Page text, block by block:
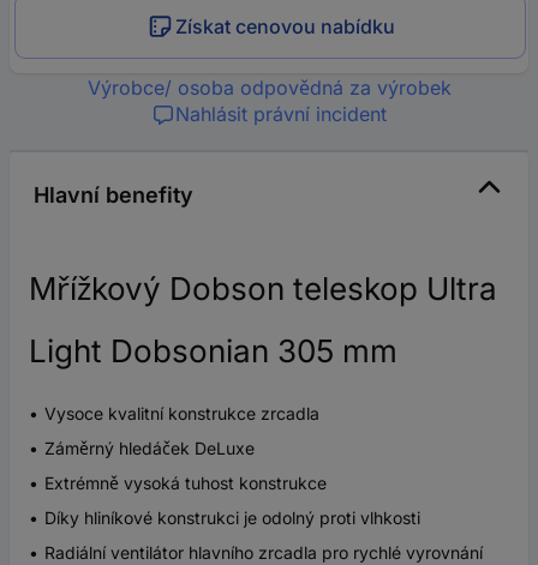
Získat cenovou nabídku
Výrobce/ osoba odpovědná za výrobek
Nahlásit právní incident
Hlavní benefity
Mřížkový Dobson teleskop Ultra
Light Dobsonian 305 mm
Vysoce kvalitní konstrukce zrcadla
Záměrný hledáček DeLuxe
Extrémně vysoká tuhost konstrukce
Díky hliníkové konstrukci je odolný proti vlhkosti
Radiální ventilátor hlavního zrcadla pro rychlé vyrovnání